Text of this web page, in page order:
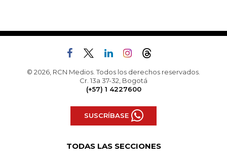
© 2026, RCN Medios. Todos los derechos reservados.
Cr. 13a 37-32, Bogotá
(+57) 1 4227600
SUSCRÍBASE
TODAS LAS SECCIONES